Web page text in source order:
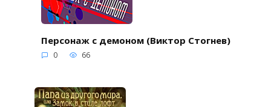
Персонаж с демоном (Виктор Стогнев)
0 66